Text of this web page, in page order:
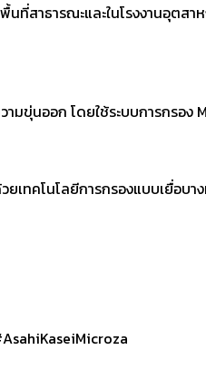
ที่สาธารณะและในโรงงานอุตส
ามขุ่นออก โดยใช้ระบบการกรอง
ยเทคโนโลยีการกรองแบบเยื่อบ